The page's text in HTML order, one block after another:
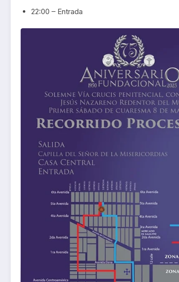
22:00 – Entrada